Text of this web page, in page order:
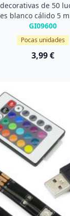
de 50
blanco cálido 5 m
GI09600
Pocas unidades
3,99 €